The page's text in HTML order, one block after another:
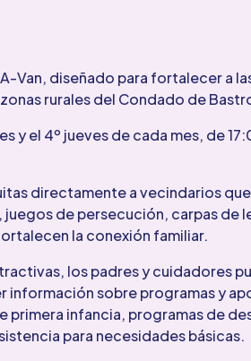
Van, diseñado para fortalecer a
rurales del Condado de
y el 4º jueves de cada mes, de
directamente a vecindarios
de persecución, carpas de
la conexión familiar.
los padres y cuidadores
información sobre programas y
primera infancia, programas de
para necesidades básicas.